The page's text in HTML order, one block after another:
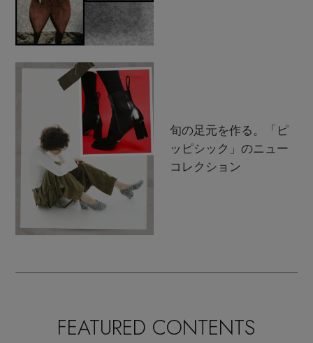
旬の足元を作る。「ピ
ッピシック」のニュー
コレクション
FEATURED CONTENTS